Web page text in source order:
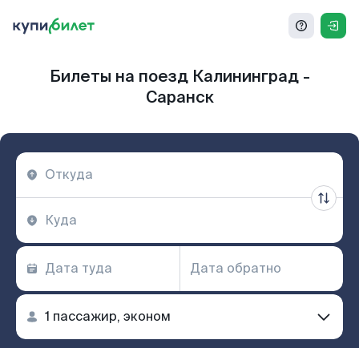
Билеты на поезд Калининград -
Саранск